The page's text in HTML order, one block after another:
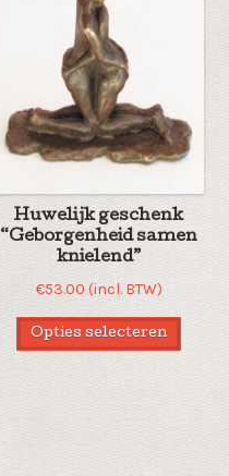
Huwelijk geschenk
“Geborgenheid samen
knielend”
€53.00 (incl. BTW)
Opties selecteren